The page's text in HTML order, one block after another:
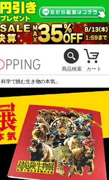
商品検索 カート
学で挑む生き物の本気」